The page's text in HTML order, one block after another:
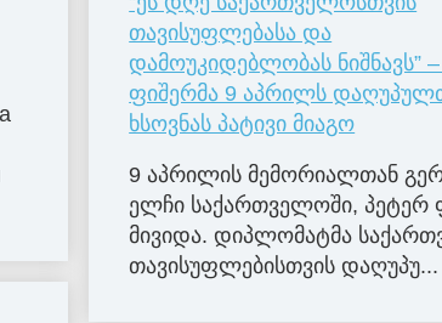
თავისუფლებასა და
დამოუკიდებლობას ნიშნავს”
ფიშერმა 9 აპრილს
ხსოვნას პატივი მიაგო
9 აპ­რი­ლის მე­მო­რი­ალ­თან
ელჩი სა­ქარ­თვე­ლო­ში, პე­ტერ
მი­ვი­და. დიპ­ლო­მატ­მა
თა­ვი­სუფ­ლე­ბის­თვის და­ღუ­პუ...